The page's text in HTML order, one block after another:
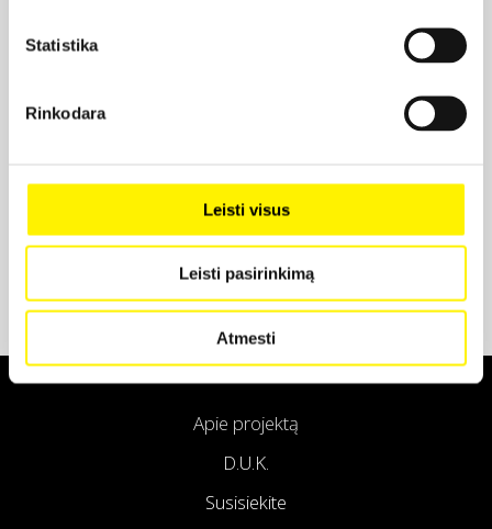
Statistika
Rinkodara
Leisti visus
Leisti pasirinkimą
Atmesti
Apie projektą
D.U.K.
Susisiekite